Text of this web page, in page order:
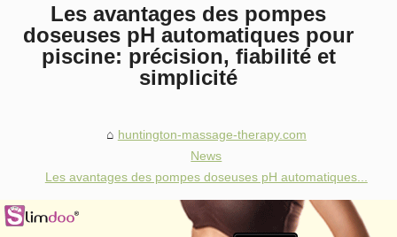
Les avantages des pompes
doseuses pH automatiques pour
piscine: précision, fiabilité et
simplicité
huntington-massage-therapy.com
News
Les avantages des pompes doseuses pH automatiques...